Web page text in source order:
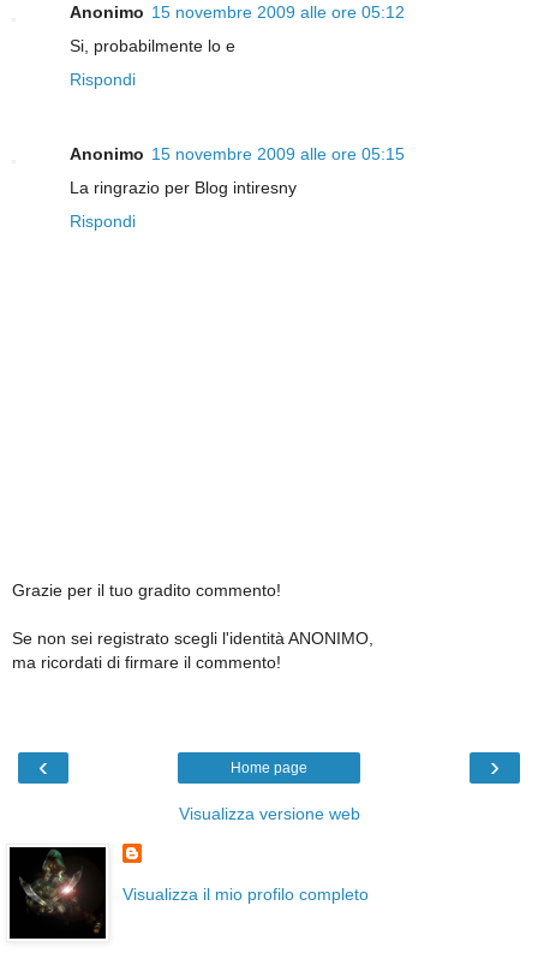
Anonimo 15 novembre 2009 alle ore 05:12
Si, probabilmente lo e
Rispondi
Anonimo 15 novembre 2009 alle ore 05:15
La ringrazio per Blog intiresny
Rispondi
Grazie per il tuo gradito commento!
Se non sei registrato scegli l'identità ANONIMO,
ma ricordati di firmare il commento!
‹ ›
Home page
Visualizza versione web
Visualizza il mio profilo completo